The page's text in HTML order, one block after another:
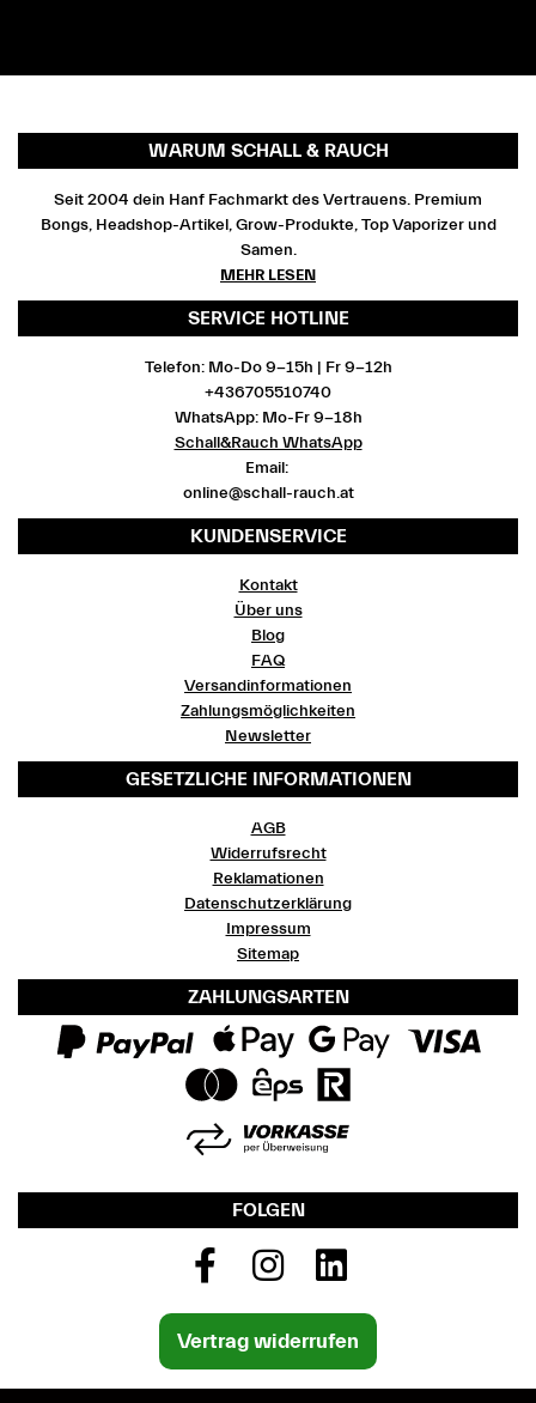
WARUM SCHALL & RAUCH
Seit 2004 dein Hanf Fachmarkt des Vertrauens. Premium
Bongs, Headshop-Artikel, Grow-Produkte, Top Vaporizer und
Samen.
MEHR LESEN
SERVICE HOTLINE
Telefon: Mo-Do 9-15h | Fr 9-12h
+436705510740
WhatsApp: Mo-Fr 9-18h
Schall&Rauch WhatsApp
Email:
online@schall-rauch.at
KUNDENSERVICE
Kontakt
Über uns
Blog
FAQ
Versandinformationen
Zahlungsmöglichkeiten
Newsletter
GESETZLICHE INFORMATIONEN
AGB
Widerrufsrecht
Reklamationen
Datenschutzerklärung
Impressum
Sitemap
ZAHLUNGSARTEN
FOLGEN
Vertrag widerrufen